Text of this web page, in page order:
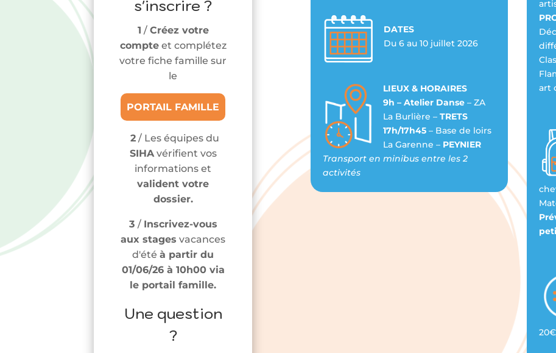
s'inscrire ?
1 / Créez votre
compteet complétez
votre fiche famille sur
le
PORTAIL FAMILLE
2/ Les équipes du
SIHAvérifient vos
informations et
valident votre
dossier.
3 / Inscrivez-vous
aux stages vacances
d'étéà partir du
01/06/26 à 10h00 via
le portail famille.
Une question
?
DATES
Du 6 au 10 juillet 2026
LIEUX & HORAIRES
9h – Atelier Danse – ZA
La Burlière – TRETS
17h/17h45 – Base de loirs
La Garenne – PEYNIER
Transport en minibus entre les 2
activités
art